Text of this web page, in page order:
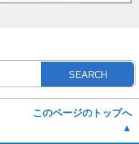
SEARCH
このページのトップへ
▲